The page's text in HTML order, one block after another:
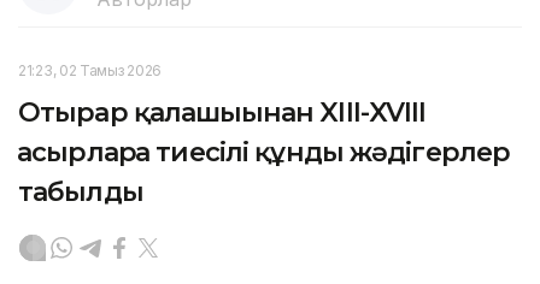
21:23, 02 Тамыз 2026
Отырар қалашығынан XIII-XVIII
ғасырларға тиесілі құнды жәдігерлер
табылды